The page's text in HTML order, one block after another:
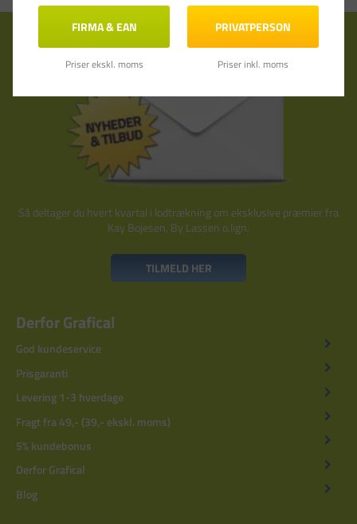
Tilmeld nyhedsbrev
Så deltager du hvert kvartal i lodtrækning om eksklusive præmier fra
Kay Bojesen, By Lassen o.lign.
TILMELD HER
Derfor Grafical
God kundeservice
Prisgaranti
Levering 1-3 hverdage
Fragt fra 49,- (39,- ekskl. moms)
5% kundebonus
Derfor Grafical
Blog
FIRMA & EAN
Priser ekskl. moms
PRIVATPERSON
Priser inkl. moms